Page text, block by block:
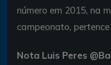
número em 2015, na
campeonato,
Nota Luis Peres